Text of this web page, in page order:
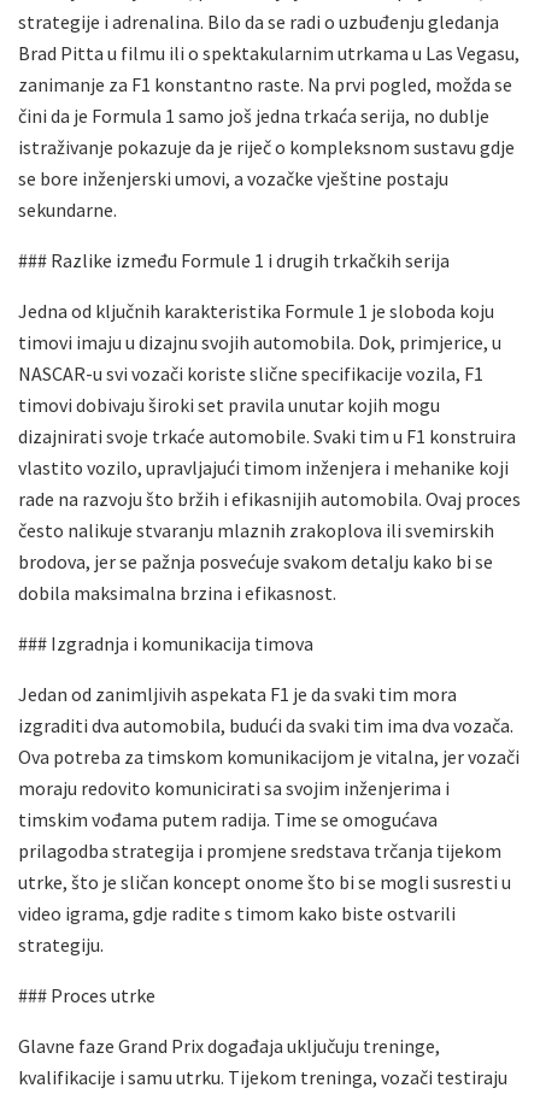
strategije i adrenalina. Bilo da se radi o uzbuđenju gledanja
Brad Pitta u filmu ili o spektakularnim utrkama u Las Vegasu,
zanimanje za F1 konstantno raste. Na prvi pogled, možda se
čini da je Formula 1 samo još jedna trkaća serija, no dublje
istraživanje pokazuje da je riječ o kompleksnom sustavu gdje
se bore inženjerski umovi, a vozačke vještine postaju
sekundarne.
### Razlike između Formule 1 i drugih trkačkih serija
Jedna od ključnih karakteristika Formule 1 je sloboda koju
timovi imaju u dizajnu svojih automobila. Dok, primjerice, u
NASCAR-u svi vozači koriste slične specifikacije vozila, F1
timovi dobivaju široki set pravila unutar kojih mogu
dizajnirati svoje trkaće automobile. Svaki tim u F1 konstruira
vlastito vozilo, upravljajući timom inženjera i mehanike koji
rade na razvoju što bržih i efikasnijih automobila. Ovaj proces
često nalikuje stvaranju mlaznih zrakoplova ili svemirskih
brodova, jer se pažnja posvećuje svakom detalju kako bi se
dobila maksimalna brzina i efikasnost.
### Izgradnja i komunikacija timova
Jedan od zanimljivih aspekata F1 je da svaki tim mora
izgraditi dva automobila, budući da svaki tim ima dva vozača.
Ova potreba za timskom komunikacijom je vitalna, jer vozači
moraju redovito komunicirati sa svojim inženjerima i
timskim vođama putem radija. Time se omogućava
prilagodba strategija i promjene sredstava trčanja tijekom
utrke, što je sličan koncept onome što bi se mogli susresti u
video igrama, gdje radite s timom kako biste ostvarili
strategiju.
### Proces utrke
Glavne faze Grand Prix događaja uključuju treninge,
kvalifikacije i samu utrku. Tijekom treninga, vozači testiraju